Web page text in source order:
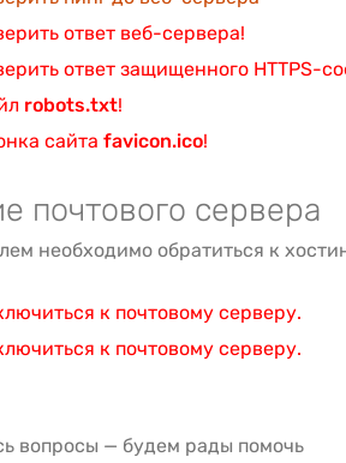
ответ веб-сервера!
ответ защищенного HTTPS-
robots.txt!
сайта favicon.ico!
почтового сервера
необходимо обратиться к
к почтовому серверу.
к почтовому серверу.
вопросы — будем рады помочь